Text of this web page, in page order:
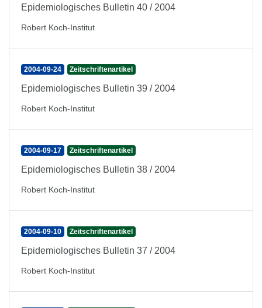
Epidemiologisches Bulletin 40 / 2004
Robert Koch-Institut
2004-09-24 Zeitschriftenartikel
Epidemiologisches Bulletin 39 / 2004
Robert Koch-Institut
2004-09-17 Zeitschriftenartikel
Epidemiologisches Bulletin 38 / 2004
Robert Koch-Institut
2004-09-10 Zeitschriftenartikel
Epidemiologisches Bulletin 37 / 2004
Robert Koch-Institut